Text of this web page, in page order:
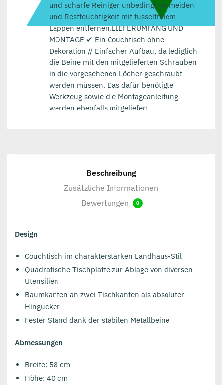
und scharfe Reiniger unbedingt vermeiden
und Restfeuchtigkeit mit fusselfreiem
Lappen entfernen.LIEFERUMFANG UND
MONTAGE ✔ Ein Couchtisch ohne
Dekoration // Einfacher Aufbau, da lediglich
die Beine mit den mitgelieferten Schrauben
in die vorgesehenen Löcher geschraubt
werden müssen. Das dafür benötigte
Werkzeug sowie die Montageanleitung
werden ebenfalls mitgeliefert.
Beschreibung
Zusätzliche Informationen
Bewertungen
0
Design
Couchtisch im charakterstarken Landhaus-Stil
Quadratische Tischplatte zur Ablage von diversen
Utensilien
Baumkanten an zwei Tischkanten als absoluter
Hingucker
Fester Stand dank der stabilen Metallbeine
Abmessungen
Breite: 58 cm
Höhe: 40 cm